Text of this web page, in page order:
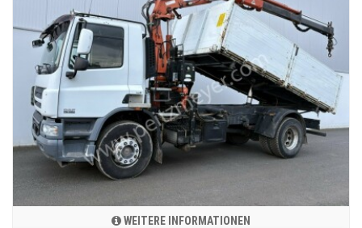
WEITERE INFORMATIONEN